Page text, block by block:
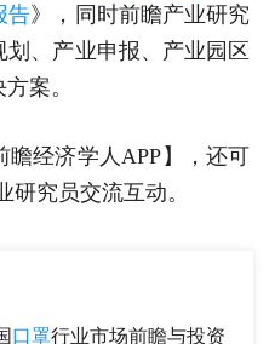
告》，同时前瞻产业研究
、产业申报、产业园区
案。
经济学人APP】，还可
研究员交流互动。
口罩行业市场前瞻与投资